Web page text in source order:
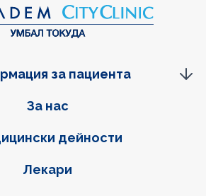
За нас
дейности
Лекари
за пациента